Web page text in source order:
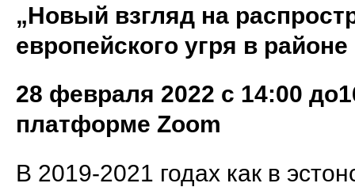
„Новый взгляд на
европейского угря в
28 февраля 2022 с 14:00
платформе Zoom
В 2019-2021 годах как в